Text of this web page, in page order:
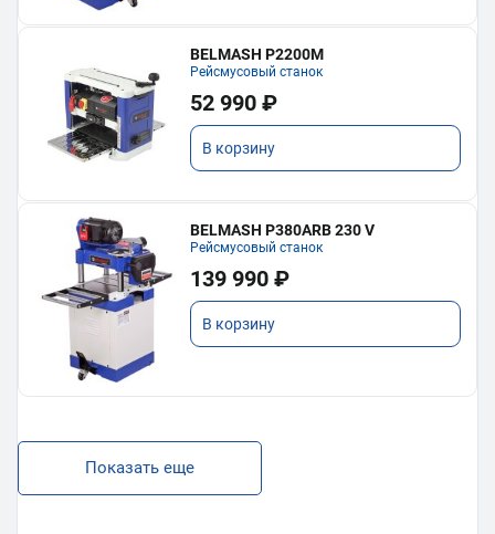
BELMASH P2200M
Рейсмусовый станок
52 990 ₽
В корзину
BELMASH P380ARB 230 V
Рейсмусовый станок
139 990 ₽
В корзину
Показать еще